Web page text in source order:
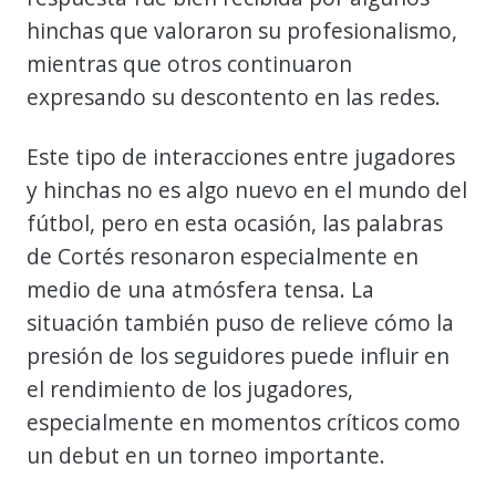
hinchas que valoraron su profesionalismo,
mientras que otros continuaron
expresando su descontento en las redes.
Este tipo de interacciones entre jugadores
y hinchas no es algo nuevo en el mundo del
fútbol, pero en esta ocasión, las palabras
de Cortés resonaron especialmente en
medio de una atmósfera tensa. La
situación también puso de relieve cómo la
presión de los seguidores puede influir en
el rendimiento de los jugadores,
especialmente en momentos críticos como
un debut en un torneo importante.